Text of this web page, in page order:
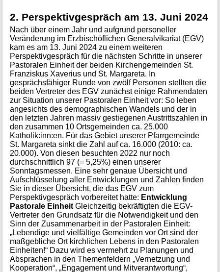
2. Perspektivgespräch am 13. Juni 2024
Nach über einem Jahr und aufgrund personeller
Veränderung im Erzbischöflichen Generalvikariat (EGV)
kam es am 13. Juni 2024 zu einem weiteren
Perspektivgespräch für die nächsten Schritte in unserer
Pastoralen Einheit der beiden Kirchengemeinden St.
Franziskus Xaverius und St. Margareta. In
gesprächsfähiger Runde von zwölf Personen stellten die
beiden Vertreter des EGV zunächst einige Rahmendaten
zur Situation unserer Pastoralen Einheit vor: So leben
angesichts des demographischen Wandels und der in
den letzten Jahren massiv gestiegenen Austrittszahlen in
den zusammen 10 Ortsgemeinden ca. 25.000
Katholik:inn:en. Für das Gebiet unserer Pfarrgemeinde
St. Margareta sinkt die Zahl auf ca. 16.000 (2010: ca.
20.000). Von diesen besuchten 2022 nur noch
durchschnittlich 97 (= 5,25%) einen unserer
Sonntagsmessen. Eine sehr genaue Übersicht und
Aufschlüsselung aller Entwicklungen und Zahlen finden
Sie in dieser Übersicht, die das EGV zum
Perspektivgespräch vorbereitet hatte: Entwicklung
Pastorale EinheitGleichzeitig bekräftigten die EGV-
Vertreter den Grundsatz für die Notwendigkeit und den
Sinn der Zusammenarbeit in der Pastoralen Einheit:
„Lebendige und vielfältige Gemeinden vor Ort sind der
maßgebliche Ort kirchlichen Lebens in den Pastoralen
Einheiten!“ Dazu wird es vermehrt zu Planungen und
Absprachen in den Themenfeldern „Vernetzung und
Kooperation“, „Engagement und Mitverantwortung“,